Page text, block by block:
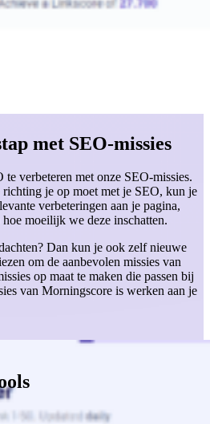
met SEO-missies
verbeteren met onze SEO-missies.
je op moet met je SEO, kun je
verbeteringen aan je pagina,
moeilijk we deze inschatten.
Dan kun je ook zelf nieuwe
om de aanbevolen missies van
op maat te maken die passen bij
van Morningscore is werken aan je